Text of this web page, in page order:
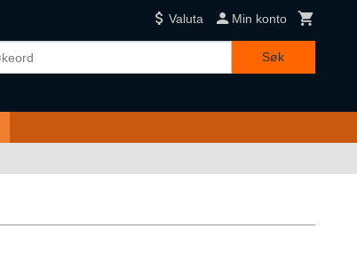
Valuta Min konto
Søk